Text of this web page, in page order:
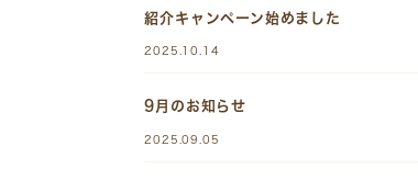
紹介キャンペーン始めました
2025.10.14
9月のお知らせ
2025.09.05